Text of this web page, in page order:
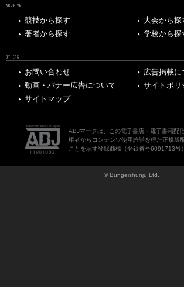
ARCHIVE
競技から探す
大会から探
著者から探す
学校から探
OTHERS
お問い合わせ
広告掲載に
動画・バナー広告について
サイトポリ
サイトマップ
ABJマークは、この電子書店・電子書籍配
権者からコンテンツ使用許諾を得た正規版
ことを示す登録商標（登録番号6091713号
© Bungeishunju Ltd.